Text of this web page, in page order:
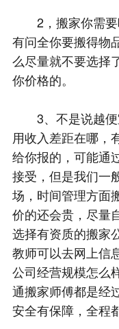
2，搬家你需要
有问全你要搬得物
么尽量就不要选择
你价格的。
3、不是说越便
用收入差距在哪，
给你报的，可能通
接受，但是我们一
场，时间管理方面
价的还会贵，尽量
选择有资质的搬家
教师可以去网上信
公司经营规模怎么
通搬家师傅都是经
安全有保障，全程